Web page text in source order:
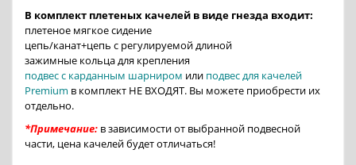
В комплект плетеных качелей в виде гнезда входит:
плетеное мягкое сидение
цепь/канат+цепь с регулируемой длиной
зажимные кольца для крепления
подвес с карданным шарниром или подвес для качелей
Premium в комплект НЕ ВХОДЯТ. Вы можете приобрести их
отдельно.
*Примечание: в зависимости от выбранной подвесной
части, цена качелей будет отличаться!